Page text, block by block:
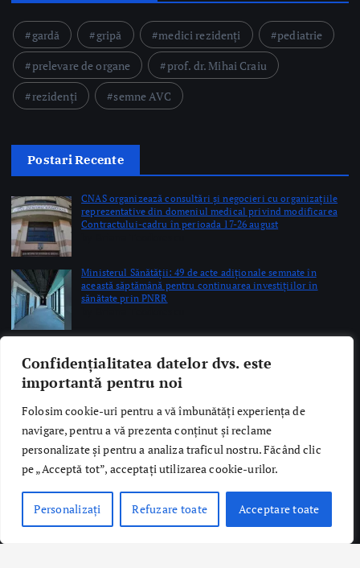
Confidențialitatea datelor dvs. este
importantă pentru noi
Folosim cookie-uri pentru a vă îmbunătăți experiența de
navigare, pentru a vă prezenta conținut și reclame
personalizate și pentru a analiza traficul nostru. Făcând clic
pe „Acceptă tot”, acceptați utilizarea cookie-urilor.
Personalizați Refuzare toate Acceptare toate
CNAS organizează consultări și negocieri cu organizațiile
reprezentative din domeniul medical privind modificarea
Contractului-cadru în perioada 17-26 august
by Briana Teodorescu
Ministerul Sănătății: 49 de acte adiționale semnate în
by Briana Teodorescu
ANT: Trei prelevări de organe și țesuturi la Bistrița și
by Briana Teodorescu
Copyright © 2026 Ro Health Review | Powered by
Group